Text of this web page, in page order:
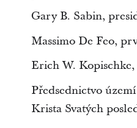
Gary B. Sabin,
Massimo De Feo,
Erich W.
Předsednictvo
Krista Svatých